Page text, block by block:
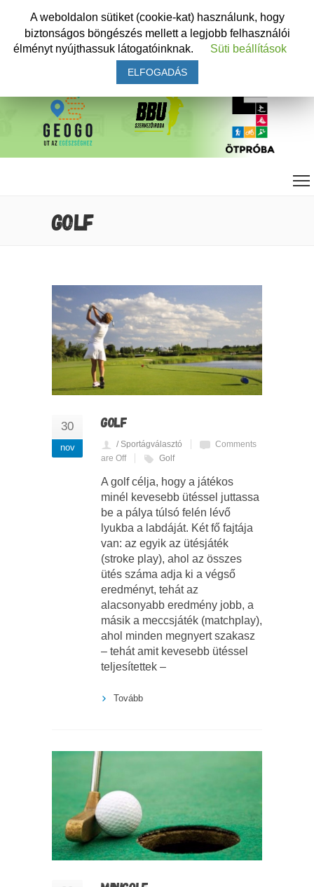
GOLF
30
nov
GOLF
/ Sportágválasztó
Comments
are Off
Golf
A golf célja, hogy a játékos
minél kevesebb ütéssel juttassa
be a pálya túlsó felén lévő
lyukba a labdáját. Két fő fajtája
van: az egyik az ütésjáték
(stroke play), ahol az összes
ütés száma adja ki a végső
eredményt, tehát az
alacsonyabb eredmény jobb, a
másik a meccsjáték (matchplay),
ahol minden megnyert szakasz
– tehát amit kevesebb ütéssel
teljesítettek –
Tovább
A weboldalon sütiket (cookie-kat) használunk, hogy
biztonságos böngészés mellett a legjobb felhasználói
élményt nyújthassuk látogatóinknak.
Süti beállítások
ELFOGADÁS